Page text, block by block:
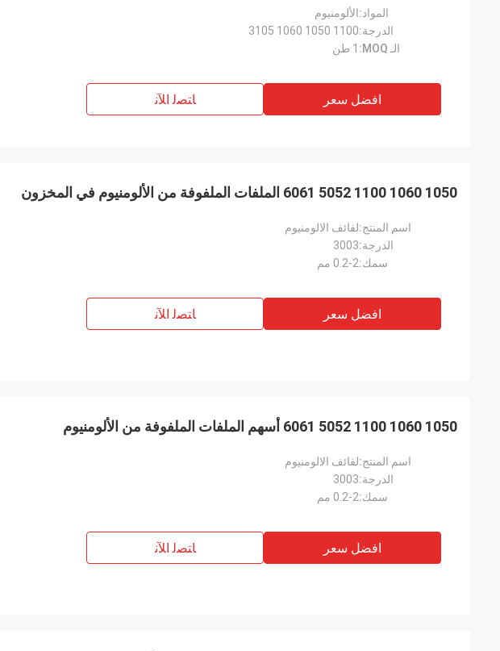
المواد:الألومنيوم
الدرجة:1100 1050 1060 3105
الـ MOQ:
1 طن
افضل سعر ﺎﺘﺼﻟ ﺍﻶﻧ
1050 1060 1100 5052 6061 الملفات الملفوفة من الألومنيوم في المخزون
اسم المنتج:لفائف الالومنيوم
الدرجة:3003
سمك:0.2-2 مم
افضل سعر ﺎﺘﺼﻟ ﺍﻶﻧ
1050 1060 1100 5052 6061 أسهم الملفات الملفوفة من الألومنيوم
اسم المنتج:لفائف الالومنيوم
الدرجة:3003
سمك:0.2-2 مم
افضل سعر ﺎﺘﺼﻟ ﺍﻶﻧ